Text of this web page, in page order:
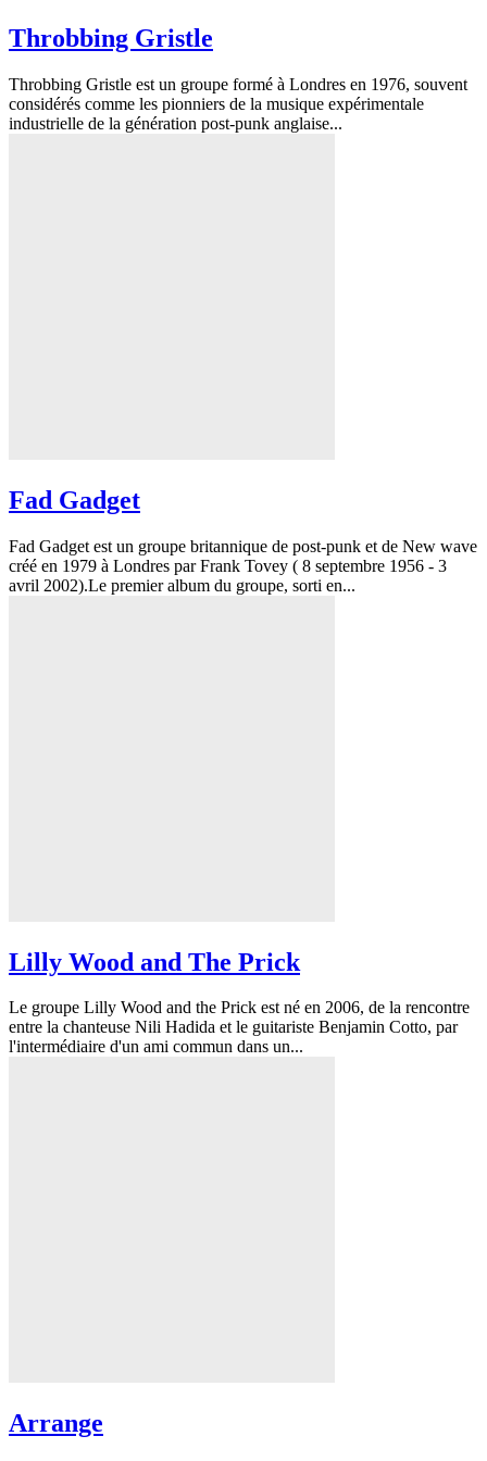
Throbbing Gristle
Throbbing Gristle est un groupe formé à Londres en 1976, souvent
considérés comme les pionniers de la musique expérimentale
industrielle de la génération post-punk anglaise...
Fad Gadget
Fad Gadget est un groupe britannique de post-punk et de New wave
créé en 1979 à Londres par Frank Tovey ( 8 septembre 1956 - 3
avril 2002).Le premier album du groupe, sorti en...
Lilly Wood and The Prick
Le groupe Lilly Wood and the Prick est né en 2006, de la rencontre
entre la chanteuse Nili Hadida et le guitariste Benjamin Cotto, par
l'intermédiaire d'un ami commun dans un...
Arrange